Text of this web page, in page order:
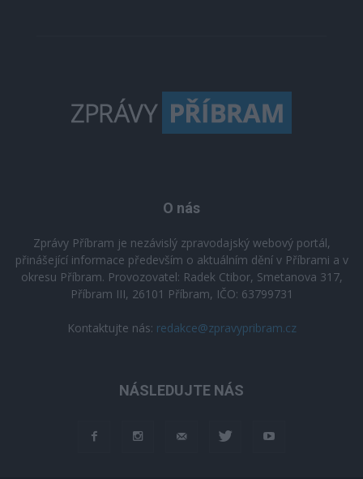
O nás
Zprávy Příbram je nezávislý zpravodajský webový portál,
přinášející informace především o aktuálním dění v Příbrami a v
okresu Příbram. Provozovatel: Radek Ctibor, Smetanova 317,
Příbram III, 26101 Příbram, IČO: 63799731
Kontaktujte nás: redakce@zpravypribram.cz
NÁSLEDUJTE NÁS